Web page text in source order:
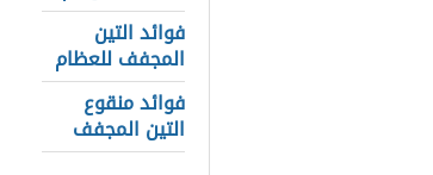
فوائد التين
المجفف للعظام
فوائد منقوع
التين المجفف